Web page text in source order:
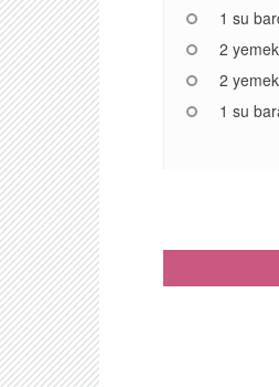
1 su
2 yemek
2 yemek
1 su